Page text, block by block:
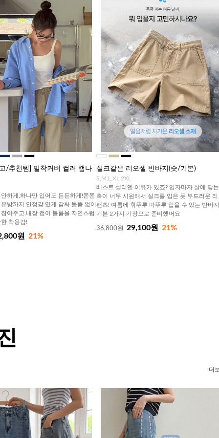
/추천템] 밀착커버 컬러 캡나
하게,하나만 입어도 든든하게!쫀쫀
방까지 안정감 있게 감싸 들뜸 없이
아주고,내장 캡이 볼륨을 자연스럽
착용감!
원 21%
실크같은 리오셀 반바지(숏/기본)
S,M,L,XL,2XL
베스트 셀러엔 이유가 있죠? 입자마자 살에 닿
촉이 너무 시원해서 실크를 입은 듯 부드러운 리
팬츠! 여름에 휘뚜루 마뚜루 입을 수 있는 반바
기본 2가지 기장으로 준비했어요
36,800원 29,100원 21%
더